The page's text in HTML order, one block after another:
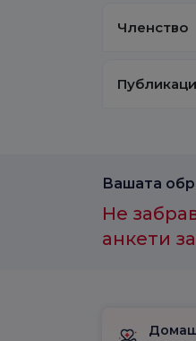
Членство
Вашата
Не
анкети